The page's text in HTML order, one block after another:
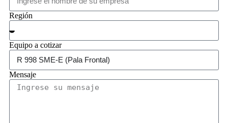
Región
Equipo a cotizar
Mensaje